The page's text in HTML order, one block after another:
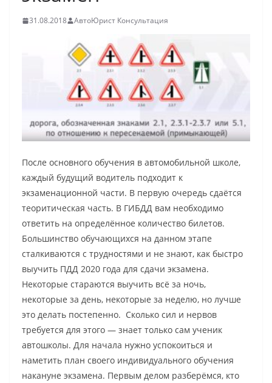
31.08.2018 АвтоЮрист Консультация
После основного обучения в автомобильной школе,
каждый будущий водитель подходит к
экзаменационной части. В первую очередь сдаётся
теоритическая часть. В ГИБДД вам необходимо
ответить на определённое количество билетов.
Большинство обучающихся на данном этапе
сталкиваются с трудностями и не знают, как быстро
выучить ПДД 2020 года для сдачи экзамена.
Некоторые стараются выучить всё за ночь,
некоторые за день, некоторые за неделю, но лучше
это делать постепенно. Сколько сил и нервов
требуется для этого — знает только сам ученик
автошколы. Для начала нужно успокоиться и
наметить план своего индивидуального обучения
накануне экзамена. Первым делом разберёмся, кто